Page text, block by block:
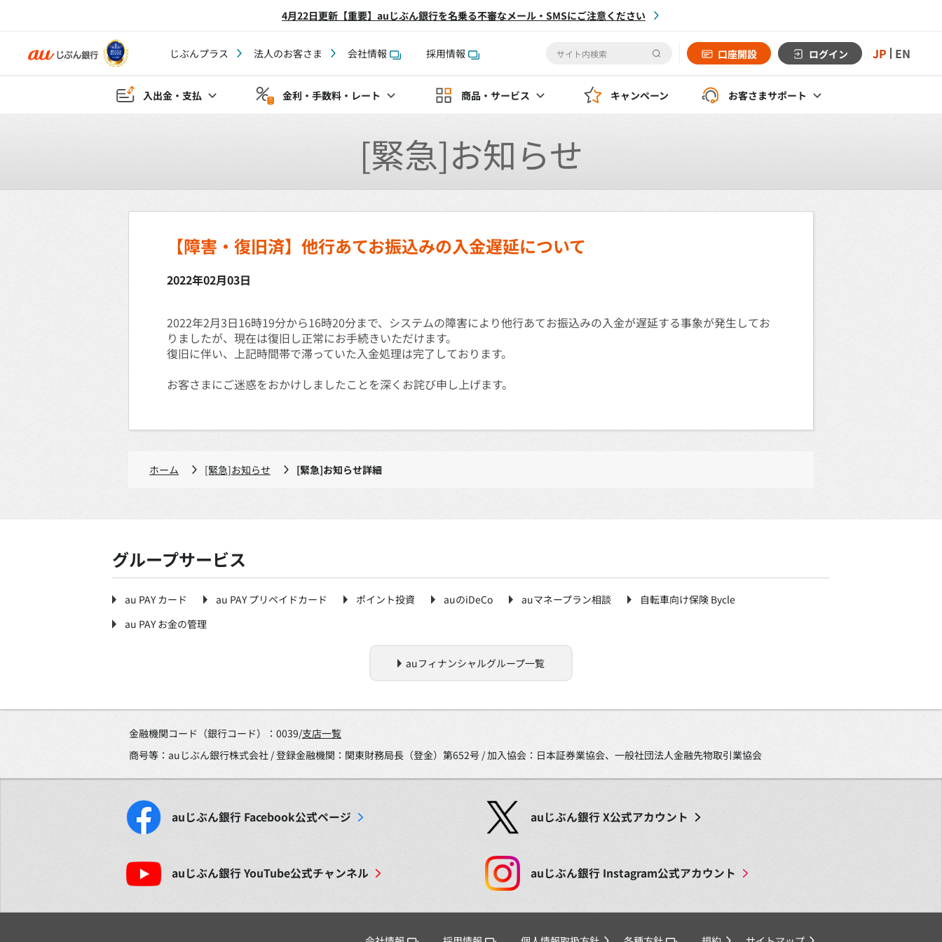
4月22日更新【重要】auじぶん銀行を名乗る不審なメール・SMSにご注意ください
じぶんプラス 法人のお客さま 会社情報 採用情報 口座開設 ログイン JP EN
入出金・支払 金利・手数料・レート 商品・サービス キャンペーン お客さまサポート
[緊急]お知らせ
【障害・復旧済】他行あてお振込みの入金遅延について
2022年02月03日
2022年2月3日16時19分から16時20分まで、システムの障害により他行あてお振込みの入金が遅延する事象が発生してお
りましたが、現在は復旧し正常にお手続きいただけます。
復旧に伴い、上記時間帯で滞っていた入金処理は完了しております。
お客さまにご迷惑をおかけしましたことを深くお詫び申し上げます。
ホーム [緊急]お知らせ [緊急]お知らせ詳細
グループサービス
au PAY カード au PAY プリペイドカード ポイント投資 auのiDeCo auマネープラン相談
自転車向け保険 Bycle
au PAY お金の管理
auフィナンシャルグループ一覧
金融機関コード（銀行コード）：0039/支店一覧
商号等：auじぶん銀行株式会社 / 登録金融機関：関東財務局長（登金）第652号 / 加入協会：日本証券業協会、一般社団法人金融先物取引業協会
auじぶん銀行 Facebook公式ページ auじぶん銀行X公式アカウント
auじぶん銀行YouTube公式チャンネル auじぶん銀行 Instagram公式アカウント